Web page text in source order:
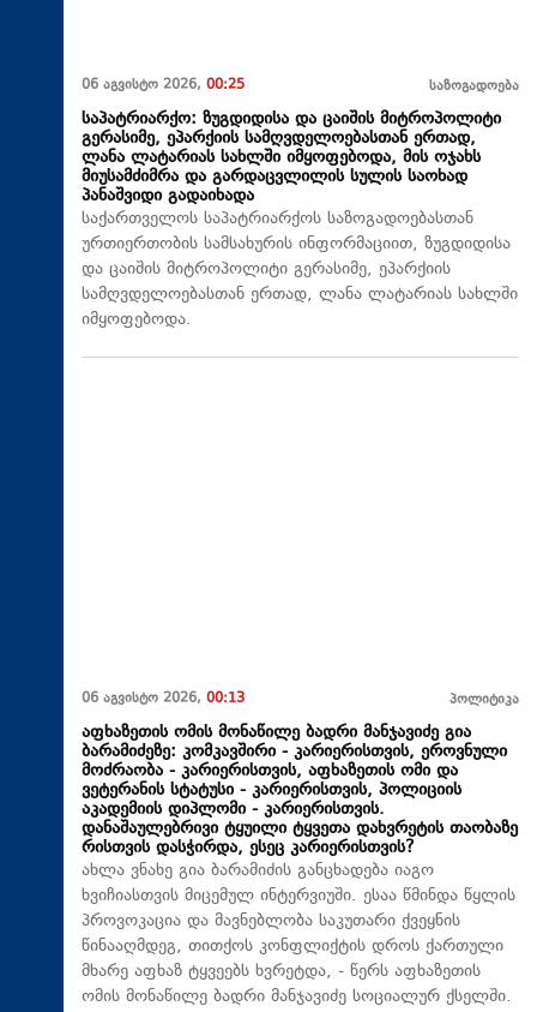
06 აგვისტო 2026, 00:25 საზოგადოება
საპატრიარქო: ზუგდიდისა და ცაიშის მიტროპოლიტი
გერასიმე, ეპარქიის სამღვდელოებასთან ერთად,
ლანა ლატარიას სახლში იმყოფებოდა, მის ოჯახს
მიუსამძიმრა და გარდაცვლილის სულის საოხად
პანაშვიდი გადაიხადა
საქართველოს საპატრიარქოს საზოგადოებასთან
ურთიერთობის სამსახურის ინფორმაციით, ზუგდიდისა
და ცაიშის მიტროპოლიტი გერასიმე, ეპარქიის
სამღვდელოებასთან ერთად, ლანა ლატარიას სახლში
იმყოფებოდა.
06 აგვისტო 2026, 00:13 პოლიტიკა
აფხაზეთის ომის მონაწილე ბადრი მანჯავიძე გია
ბარამიძეზე: კომკავშირი - კარიერისთვის, ეროვნული
მოძრაობა - კარიერისთვის, აფხაზეთის ომი და
ვეტერანის სტატუსი - კარიერისთვის, პოლიციის
აკადემიის დიპლომი - კარიერისთვის.
დანაშაულებრივი ტყუილი ტყვეთა დახვრეტის თაობაზე
რისთვის დასჭირდა, ესეც კარიერისთვის?
ახლა ვნახე გია ბარამიძის განცხადება იაგო
ხვიჩიასთვის მიცემულ ინტერვიუში. ესაა წმინდა წყლის
პროვოკაცია და მავნებლობა საკუთარი ქვეყნის
წინააღმდეგ, თითქოს კონფლიქტის დროს ქართული
მხარე აფხაზ ტყვეებს ხვრეტდა, - წერს აფხაზეთის
ომის მონაწილე ბადრი მანჯავიძე სოციალურ ქსელში.